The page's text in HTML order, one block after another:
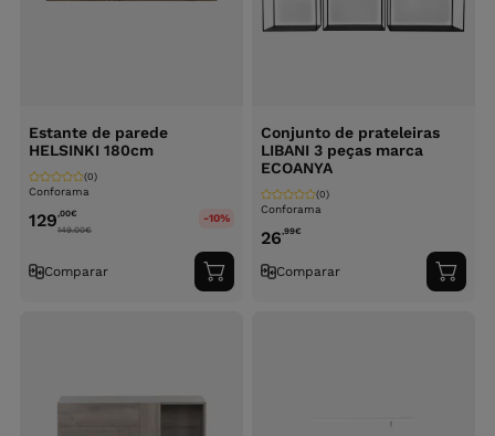
Estante de parede
HELSINKI 180cm
Conforama
(0)
129,00€
149.00€
-10%
Comparar
Adicionar
ao
Conjunto de prateleiras
LIBANI 3 peças marca
ECOANYA
Conforama
(0)
26,99€
Comparar
ao